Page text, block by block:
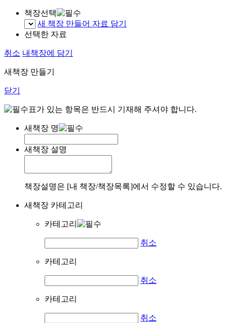
책장선택
새 책장 만들어 자료 담기
선택한 자료
취소 내책장에 담기
새책장 만들기
닫기
표가 있는 항목은 반드시 기재해 주셔야 합니다.
새책장 명
새책장 설명
책장설명은 [내 책장/책장목록]에서 수정할 수 있습니다.
새책장 카테고리
카테고리
취소
카테고리
취소
카테고리
취소